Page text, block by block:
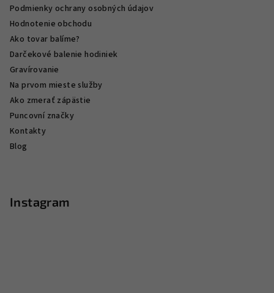
Podmienky ochrany osobných údajov
Hodnotenie obchodu
Ako tovar balíme?
Darčekové balenie hodiniek
Gravírovanie
Na prvom mieste služby
Ako zmerať zápästie
Puncovní značky
Kontakty
Blog
Instagram